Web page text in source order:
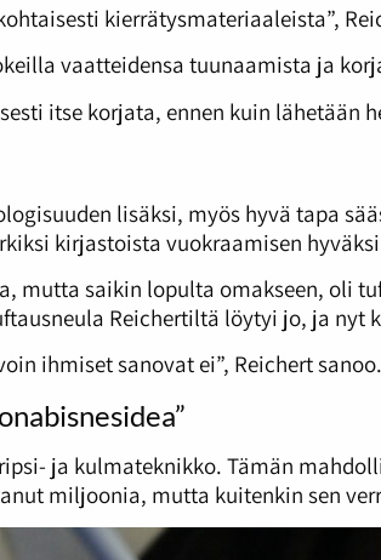
kierrätysmateriaaleista”,
vaatteidensa tuunaamista ja
itse korjata, ennen kuin lähetään
lisäksi, myös hyvä tapa
kirjastoista vuokraamisen
mutta saikin lopulta omakseen, oli
Reichertiltä löytyi jo, ja nyt
ihmiset sanovat ei”, Reichert sanoo.
ja kulmateknikko. Tämän
miljoonia, mutta kuitenkin sen